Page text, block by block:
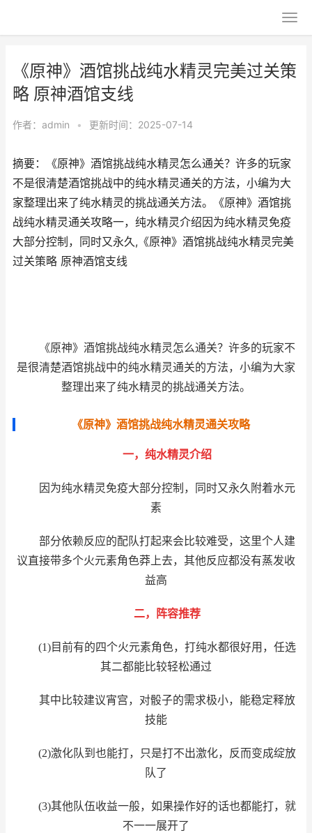
《原神》酒馆挑战纯水精灵完美过关策
略 原神酒馆支线
作者： admin • 更新时间：2025-07-14
摘要：《原神》酒馆挑战纯水精灵怎么通关？许多的玩家
不是很清楚酒馆挑战中的纯水精灵通关的方法，小编为大
家整理出来了纯水精灵的挑战通关方法。《原神》酒馆挑
战纯水精灵通关攻略一，纯水精灵介绍因为纯水精灵免疫
大部分控制，同时又永久,《原神》酒馆挑战纯水精灵完美
过关策略 原神酒馆支线
《原神》酒馆挑战纯水精灵怎么通关？许多的玩家不
是很清楚酒馆挑战中的纯水精灵通关的方法，小编为大家
整理出来了纯水精灵的挑战通关方法。
《原神》酒馆挑战纯水精灵通关攻略
一，纯水精灵介绍
因为纯水精灵免疫大部分控制，同时又永久附着水元
素
部分依赖反应的配队打起来会比较难受，这里个人建
议直接带多个火元素角色莽上去，其他反应都没有蒸发收
益高
二，阵容推荐
(1)目前有的四个火元素角色，打纯水都很好用，任选
其二都能比较轻松通过
其中比较建议宵宫，对骰子的需求极小，能稳定释放
技能
(2)激化队到也能打，只是打不出激化，反而变成绽放
队了
(3)其他队伍收益一般，如果操作好的话也都能打，就
不一一展开了